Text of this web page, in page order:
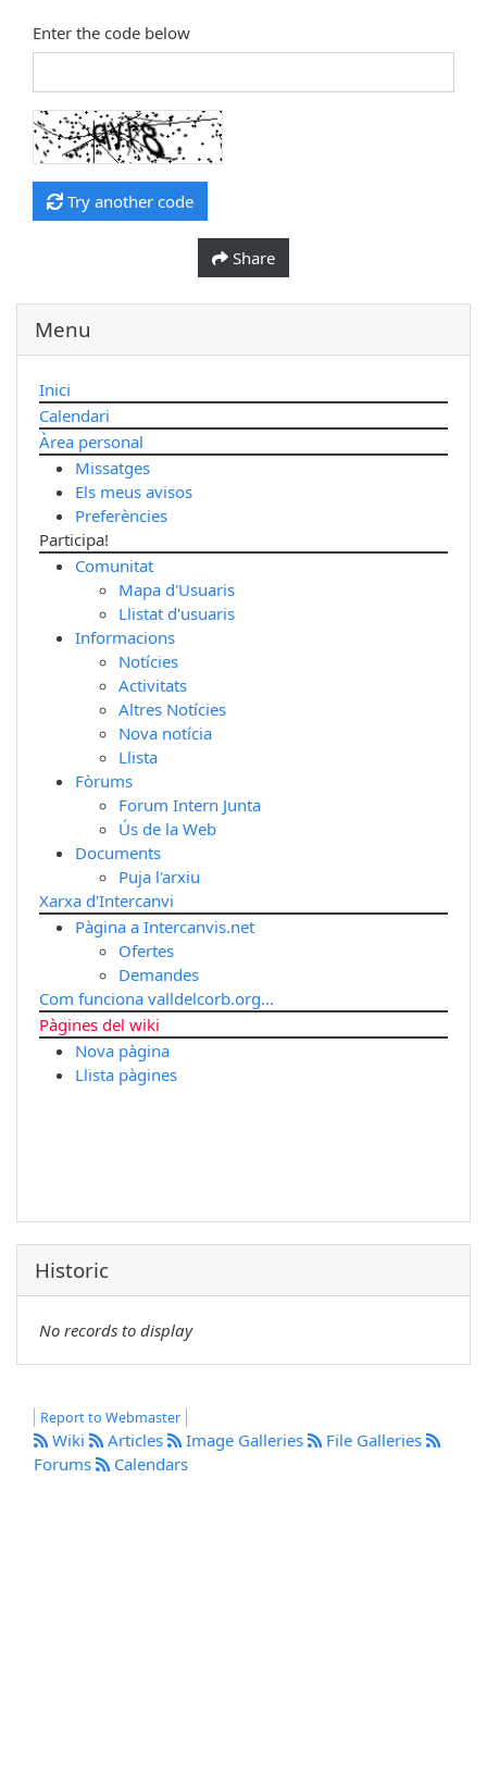
Enter the code below
Try another code
Share
Menu
Inici
Calendari
Àrea personal
Missatges
Els meus avisos
Preferències
Participa!
Comunitat
Mapa d'Usuaris
Llistat d'usuaris
Informacions
Notícies
Activitats
Altres Notícies
Nova notícia
Llista
Fòrums
Forum Intern Junta
Ús de la Web
Documents
Puja l'arxiu
Xarxa d'Intercanvi
Pàgina a Intercanvis.net
Ofertes
Demandes
Com funciona valldelcorb.org...
Pàgines del wiki
Nova pàgina
Llista pàgines
Historic
No records to display
Report to Webmaster
Wiki Articles Image Galleries
File Galleries
Forums
Calendars